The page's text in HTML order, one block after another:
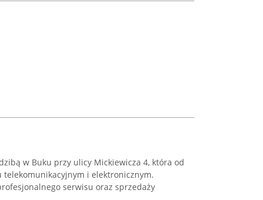
w Buku przy ulicy Mickiewicza 4, która od
i elektronicznym.
serwisu oraz sprzedaży